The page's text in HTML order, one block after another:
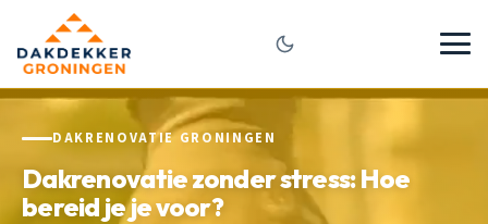
DAKRENOVATIE GRONINGEN
Dakrenovatie zonder stress: Hoe
bereid je je voor?